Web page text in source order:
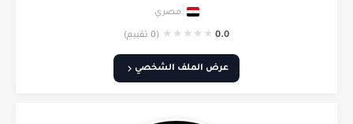
مصري
0.0
★
★
★
★
★ (0 تقييم)
عرض الملف الشخصي